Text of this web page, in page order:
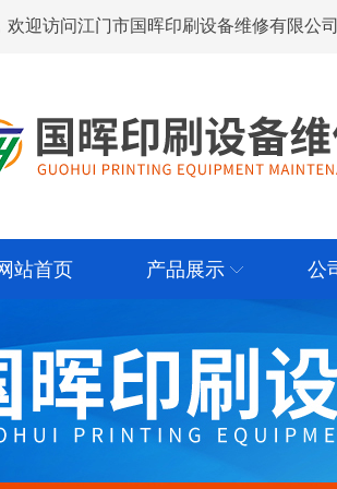
欢迎访问江门市国晖印刷设备维修有限公
站首页 产品展示 公